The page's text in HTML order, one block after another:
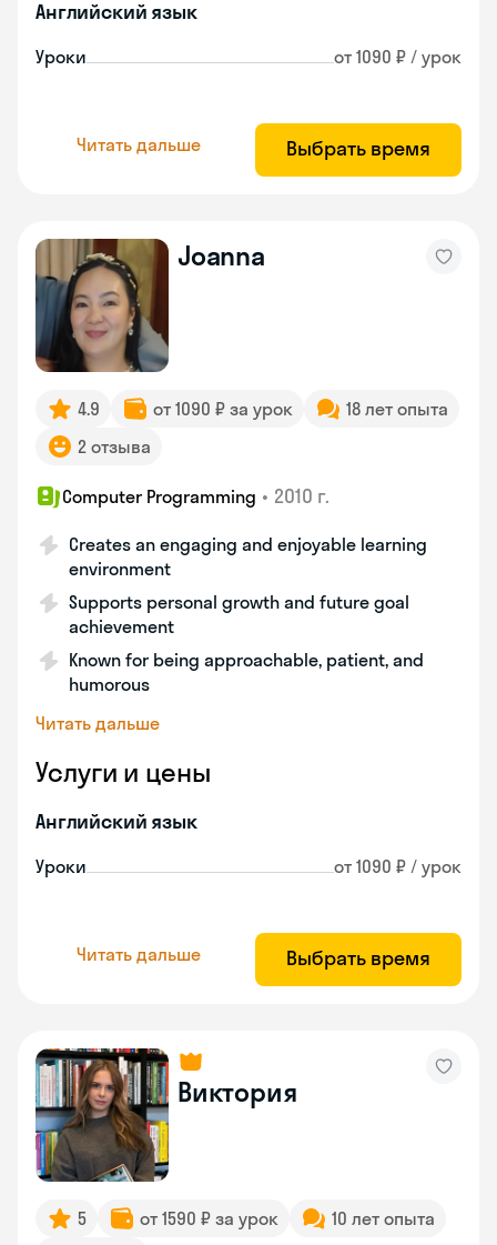
Английский язык
Уроки от 1090 ₽ / урок
Читать дальше Выбрать время
Joanna
4.9 от 1090 ₽ за урок
18 лет опыта
2 отзыва
Computer Programming • 2010 г.
Creates an engaging and enjoyable learning
environment
Supports personal growth and future goal
achievement
Known for being approachable, patient, and
humorous
Читать дальше
Услуги и цены
Английский язык
Уроки от 1090 ₽ / урок
Читать дальше Выбрать время
Виктория
5 от 1590 ₽ за урок
10 лет опыта